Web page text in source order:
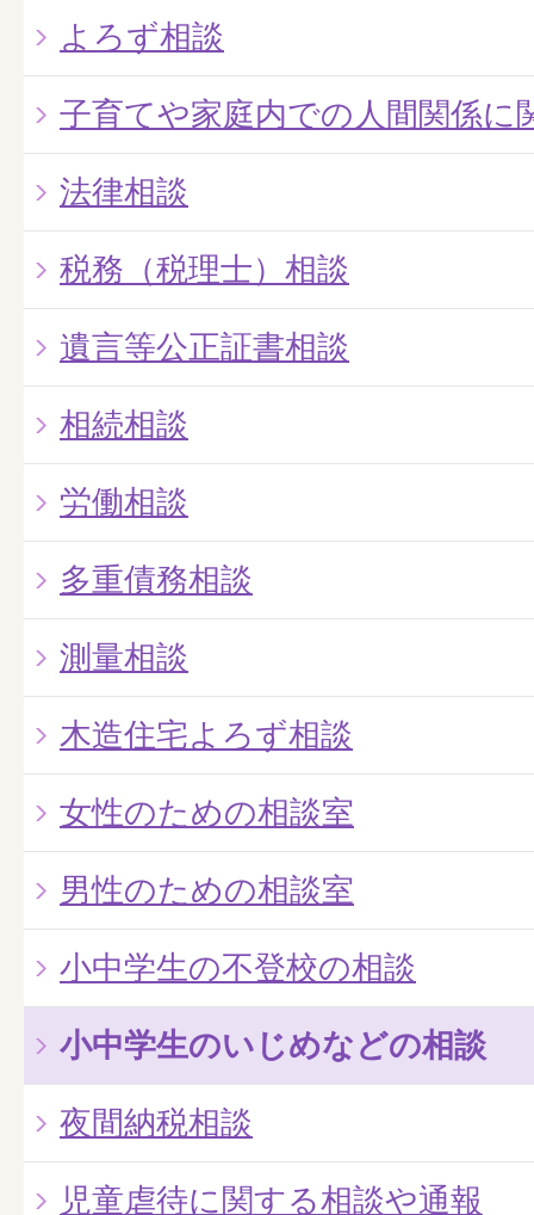
よろず相談
子育てや家庭内での人間関係に
法律相談
税務（税理士）相談
遺言等公正証書相談
相続相談
労働相談
多重債務相談
測量相談
木造住宅よろず相談
女性のための相談室
男性のための相談室
小中学生の不登校の相談
小中学生のいじめなどの相談
夜間納税相談
児童虐待に関する相談や通報